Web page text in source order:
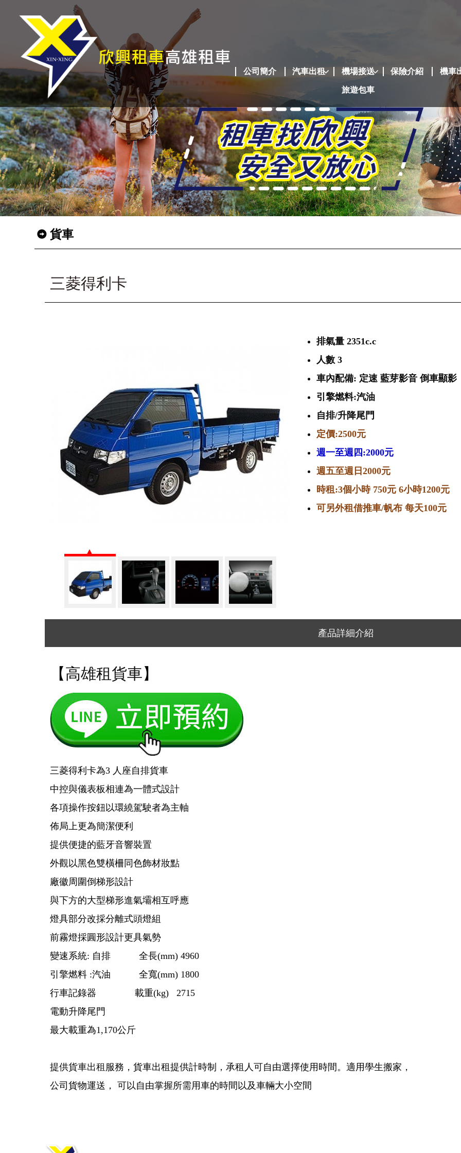
公司簡介 汽車出租 機場接送
旅遊包車
保險介紹 機車
貨車
三菱得利卡
排氣量 2351c.c
人數 3
車內配備: 定速 藍芽影音 倒車顯影
引擎燃料:汽油
自排/升降尾門
定價:2500元
週一至週四:2000元
週五至週日2000元
時租:3個小時 750元 6小時1200元
可另外租借推車/帆布 每天100元
產品詳細介紹
【高雄租貨車】
三菱得利卡為3 人座自排貨車
中控與儀表板相連為一體式設計
各項操作按鈕以環繞駕駛者為主軸
佈局上更為簡潔便利
提供便捷的藍牙音響裝置
外觀以黑色雙橫柵同色飾材妝點
廠徽周圍倒梯形設計
與下方的大型梯形進氣壩相互呼應
燈具部分改採分離式頭燈組
前霧燈採圓形設計更具氣勢
變速系統: 自排 全長(mm) 4960
引擎燃料 :汽油 全寬(mm) 1800
行車記錄器 載重(kg) 2715
電動升降尾門
最大載重為1,170公斤
提供貨車出租 服務，貨車出租提供計時制，承租人可自由選擇使用時間。適用學生搬家，
公司貨物運送， 可以自由掌握所需用車的時間以及車輛大小空間